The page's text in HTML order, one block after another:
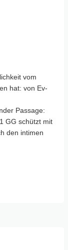
vom
hat: von Ev-
Passage:
GG schützt mit
den intimen